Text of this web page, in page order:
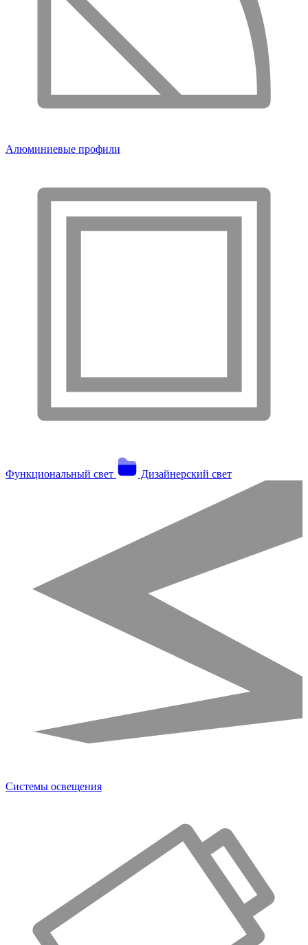
Алюминиевые профили
Функциональный свет Дизайнерский свет
Системы освещения